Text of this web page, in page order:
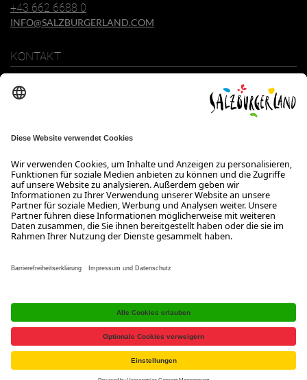
+43 662 6688 0
INFO@SALZBURGERLAND.COM
KONTAKT
+43 662 6688 0
ÖFFNUNGSZEITEN
Wir freuen uns auf Ihre Anfrage!
Gerne stehen wir Ihnen von Montag bis Donnerstag von 08:00 bis
Datenschutzerklärung
Barrierefreiheitserklärung B2B
Jobs